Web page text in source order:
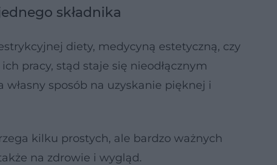
składnika
diety, medycyną estetyczną, czy
pracy, stąd staje się nieodłącznym
własny sposób na uzyskanie pięknej i
kilku prostych, ale bardzo ważnych
na zdrowie i wygląd.